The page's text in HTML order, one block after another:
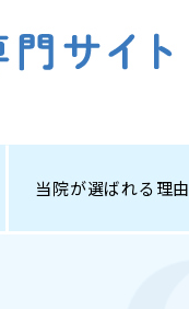
当院が選ばれる理由